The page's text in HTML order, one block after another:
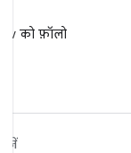
को फ़ॉलो